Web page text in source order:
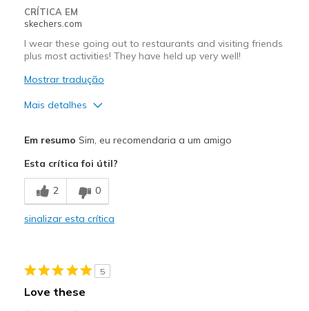
CRÍTICA EM
skechers.com
I wear these going out to restaurants and visiting friends
plus most activities! They have held up very well!
Mostrar tradução
Mais detalhes
Breathe Well
Comfortable
Em resumo Sim, eu recomendaria a um amigo
Esta crítica foi útil?
2 0
sinalizar esta crítica
5
Love these